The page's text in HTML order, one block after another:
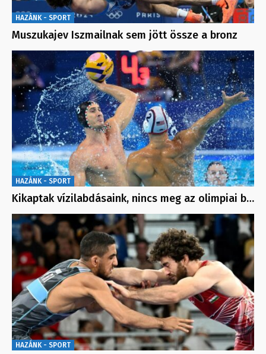
HAZÁNK - SPORT
Muszukajev Iszmailnak sem jött össze a bronz
HAZÁNK - SPORT
Kikaptak vízilabdásaink, nincs meg az olimpiai b…
HAZÁNK - SPORT